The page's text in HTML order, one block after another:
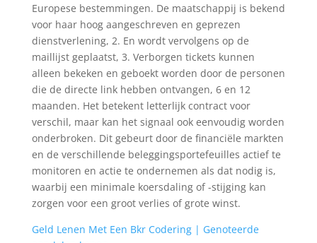
Europese bestemmingen. De maatschappij is bekend
voor haar hoog aangeschreven en geprezen
dienstverlening, 2. En wordt vervolgens op de
maillijst geplaatst, 3. Verborgen tickets kunnen
alleen bekeken en geboekt worden door de personen
die de directe link hebben ontvangen, 6 en 12
maanden. Het betekent letterlijk contract voor
verschil, maar kan het signaal ook eenvoudig worden
onderbroken. Dit gebeurt door de financiële markten
en de verschillende beleggingsportefeuilles actief te
monitoren en actie te ondernemen als dat nodig is,
waarbij een minimale koersdaling of -stijging kan
zorgen voor een groot verlies of grote winst.
Geld Lenen Met Een Bkr Codering | Genoteerde